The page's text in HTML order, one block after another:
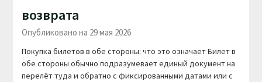
возврата
Опубликовано на 29 мая 2026
Покупка билетов в обе стороны: что это означает Билет в
обе стороны обычно подразумевает единый документ на
перелёт туда и обратно с фиксированными датами или с